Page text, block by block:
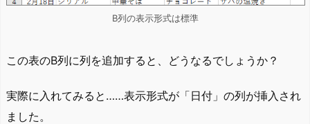
B列の表示形式は標準
この表のB列に列を追加すると、どうなるでしょうか？
実際に入れてみると……表示形式が「日付」の列が挿入され
ました。